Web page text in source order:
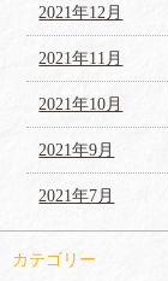
2021年12月
2021年11月
2021年10月
2021年9月
2021年7月
カテゴリー